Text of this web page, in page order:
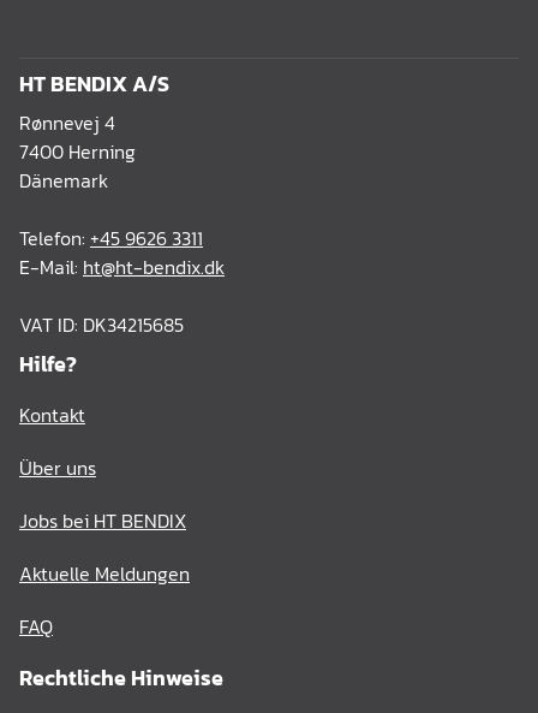
HT BENDIX A/S
Rønnevej 4
7400 Herning
Dänemark
Telefon: +45 9626 3311
E-Mail: ht@ht-bendix.dk
VAT ID: DK34215685
Hilfe?
Kontakt
Über uns
Jobs bei HT BENDIX
Aktuelle Meldungen
FAQ
Rechtliche Hinweise